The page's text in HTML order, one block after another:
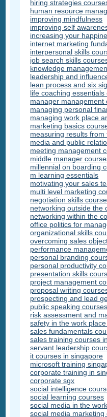
hiring strategies
human resource
improving mindfulness
improving self
increasing your
internet marketing
interpersonal skills
job search skills
knowledge
leadership and
lean process and six
life coaching essentials
manager management
managing personal
managing work place
marketing basics
measuring results from
media and public
meeting management
middle manager
millennial on boarding
m learning essentials
motivating your sales
multi level marketing
negotiation skills
networking outside the
networking within the
office politics for
organizational skills
overcoming sales
performance
personal branding
personal productivity
presentation skills
project management
proposal writing
prospecting and lead
public speaking
risk assessment and
safety in the work
sales fundamentals
sales training courses
servant leadership
it courses in singapore
microsoft training
corporate training in
corporate sgx
social intelligence
social learning courses
social media in the
social media